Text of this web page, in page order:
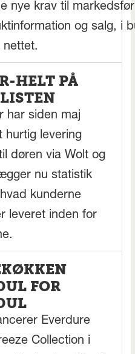
nye krav til
og salg, i
nettet.
HELT PÅ
har siden maj
hurtig levering
døren via Wolt og
nu statistik
kunderne
leveret inden for
FOR
Everdure
Collection i